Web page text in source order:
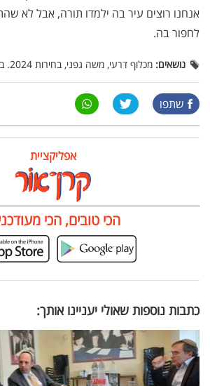
אנחנו רוצים עיר בה ילמדו תורה, אבל לא
לחפור בה.
נושאים: מכלוף דרעי, משה גפני, בחירות 2024. בית שמש.
שתפו
אפליקציית
הכי טובים, הכי
כתבות נוספות שאולי יעניינו אותך: